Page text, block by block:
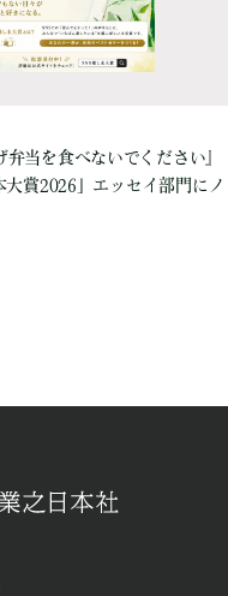
弁当を食べないでください』
大賞2026」エッセイ部門にノ